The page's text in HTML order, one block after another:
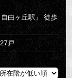
由ヶ丘駅」 徒歩
戸